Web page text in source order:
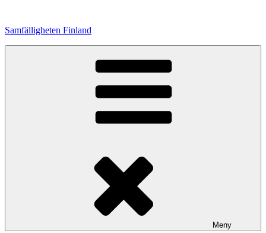
innehåll
Samfälligheten Finland
Meny